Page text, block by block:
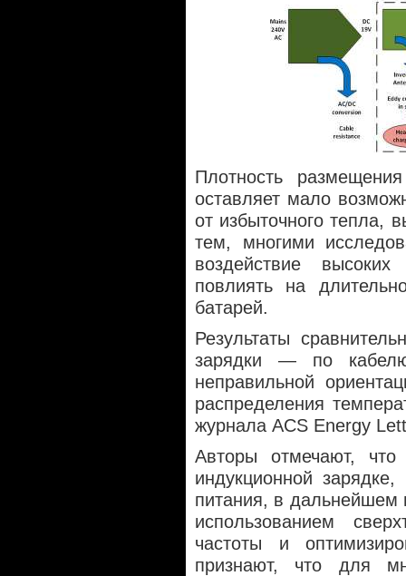
Плотность
оставляет мало
от избыточного тепла,
тем, многими
воздействие
повлиять на
батарей.
Результаты
зарядки — по
неправильной
распределения
журнала ACS Energy
Авторы отмечают, что
индукционной
питания, в дальнейшем
использованием
частоты и
признают, что для